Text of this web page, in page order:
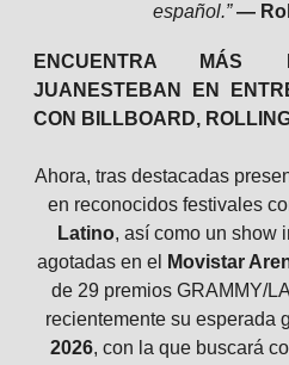
español.”—
ENCUENTRA MÁS
JUANESTEBAN EN
CON BILLBOARD,
Ahora, tras destacadas
en reconocidos festivales
Latino, así como un show
agotadas en el
Movistar
de 29 premios GRAMMY/
recientemente su esperada
2026, con la que buscará